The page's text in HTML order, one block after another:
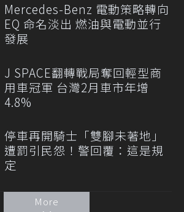
Mercedes-Benz 電動策略轉向
EQ 命名淡出 燃油與電動並行
發展
J SPACE翻轉戰局奪回輕型商
用車冠軍 台灣2月車市年增
4.8%
停車再開騎士「雙腳未著地」
遭罰引民怨！警回覆：這是規
定
More